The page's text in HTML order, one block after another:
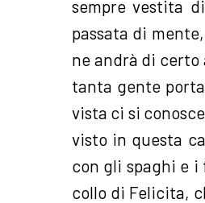
sempre vestita
passata di
ne andrà di
tanta gente
vista ci si
visto in questa
con gli spaghi e
collo di Felicita,